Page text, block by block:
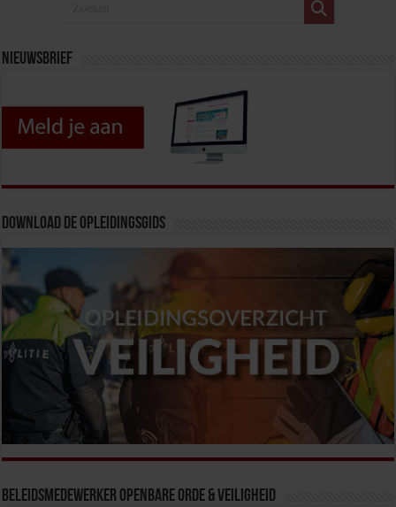
Nieuwsbrief
Download de opleidingsgids
Beleidsmedewerker Openbare Orde & Veiligheid